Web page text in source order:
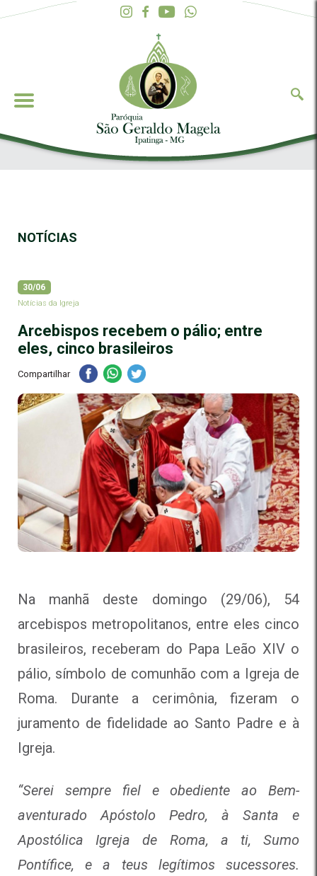
NOTÍCIAS
30/06
Notícias da Igreja
Arcebispos recebem o pálio; entre
eles, cinco brasileiros
Compartilhar
Na manhã deste domingo (29/06), 54
arcebispos metropolitanos, entre eles cinco
brasileiros, receberam do Papa Leão XIV o
pálio, símbolo de comunhão com a Igreja de
Roma. Durante a cerimônia, fizeram o
juramento de fidelidade ao Santo Padre e à
Igreja.
“Serei sempre fiel e obediente ao Bem-
aventurado Apóstolo Pedro, à Santa e
Apostólica Igreja de Roma, a ti, Sumo
Pontífice, e a teus legítimos sucessores.